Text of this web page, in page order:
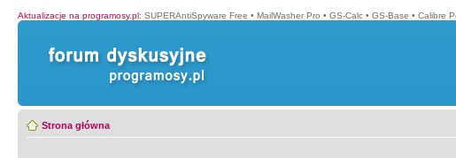
Aktualizacje na programosy.pl: SUPERAntiSpyware Free • MailWasher Pro • GS-Calc • GS-Base • Calibre
Strona główna